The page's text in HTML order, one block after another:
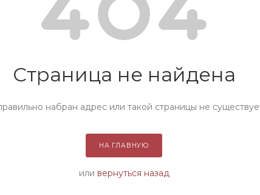
Страница не найдена
набран адрес или такой страницы не
НА ГЛАВНУЮ
или вернуться назад